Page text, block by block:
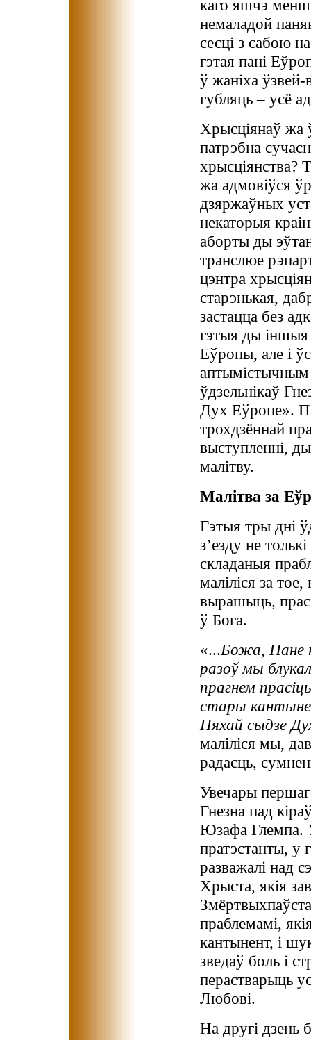
каго яшчэ менш
немаладой
сесці з сабою
гэтая пані
ў жаніха ўзвей-
губляць – усё
Хрысціянаў жа
патрэбна
хрысціянства?
жа адмовіўся
дзяржаўных
некаторыя
аборты ды
транслюе
цэнтра
старэнькая,
застацца без
гэтыя ды іншыя
Еўропы, але і
аптымістычным
ўдзельнікаў
Дух Еўропе».
трохдзённай
выступленні,
малітву.
Малітва за
Гэтыя тры дні
з’езду не
складаныя
маліліся за тое,
вырашыць,
ў Бога.
«...Божа, Пане
разоў мы
прагнем
стары
Няхай сыдзе
маліліся мы,
радасць,
Увечары
Гнезна пад
Юзафа Глемпа.
пратэстанты, у
разважалі над
Хрыста, якія
праблемамі,
кантынент, і
зведаў боль і
перастварыць
Любові.
На другі дзень